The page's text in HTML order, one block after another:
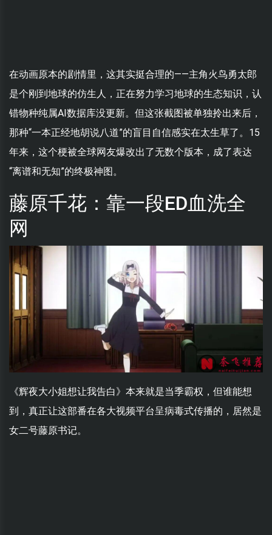
在动画原本的剧情里，这其实挺合理的——主角火鸟勇太郎
是个刚到地球的仿生人，正在努力学习地球的生态知识，认
错物种纯属AI数据库没更新。但这张截图被单独拎出来后，
那种“一本正经地胡说八道”的盲目自信感实在太生草了。15
年来，这个梗被全球网友爆改出了无数个版本，成了表达
“离谱和无知”的终极神图。
藤原千花：靠一段ED血洗全
网
《辉夜大小姐想让我告白》本来就是当季霸权，但谁能想
到，真正让这部番在各大视频平台呈病毒式传播的，居然是
女二号藤原书记。